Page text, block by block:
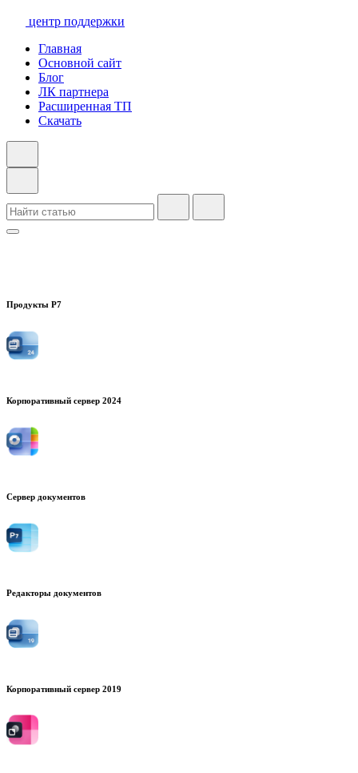
центр поддержки
Главная
Основной сайт
Блог
ЛК партнера
Расширенная ТП
Скачать
Продукты Р7
Корпоративный сервер 2024
Сервер документов
Редакторы документов
Корпоративный сервер 2019